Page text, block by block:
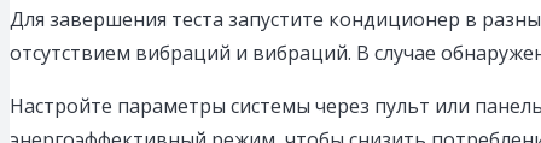
Для завершения теста запустите кондиционер в
отсутствием вибраций и вибраций. В случае
Настройте параметры системы через пульт или